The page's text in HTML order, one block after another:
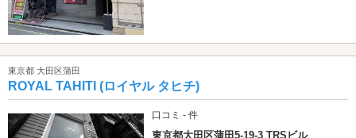
東京都 大田区蒲田
ROYAL TAHITI (ロイヤル タヒチ)
口コミ - 件
東京都大田区蒲田5-19-3 TRSビル